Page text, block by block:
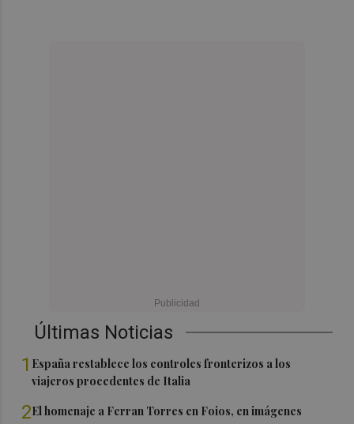
Últimas Noticias
1 España restablece los controles fronterizos a los
viajeros procedentes de Italia
2El homenaje a Ferran Torres en Foios, en imágenes